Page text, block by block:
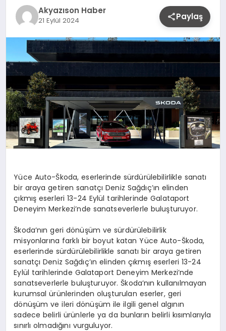
TEKNOLOJI
YAŞAM
Akyazıson Haber
21 Eylül 2024 Paylaş
Yüce Auto-Škoda, eserlerinde sürdürülebilirlikle sanatı
bir araya getiren sanatçı Deniz Sağdıç’ın elinden
çıkmış eserleri 13-24 Eylül tarihlerinde Galataport
Deneyim Merkezi’nde sanatseverlerle buluşturuyor.
Škoda’nın geri dönüşüm ve sürdürülebilirlik
misyonlarına farklı bir boyut katan Yüce Auto-Škoda,
eserlerinde sürdürülebilirlikle sanatı bir araya getiren
sanatçı Deniz Sağdıç’ın elinden çıkmış eserleri 13-24
Eylül tarihlerinde Galataport Deneyim Merkezi’nde
sanatseverlerle buluşturuyor. Škoda’nın kullanılmayan
kurumsal ürünlerinden oluşturulan eserler, geri
dönüşüm ve ileri dönüşüm ile ilgili genel algının
sadece belirli ürünlerle ya da bunların belirli kısımlarıyla
sınırlı olmadığını vurguluyor.